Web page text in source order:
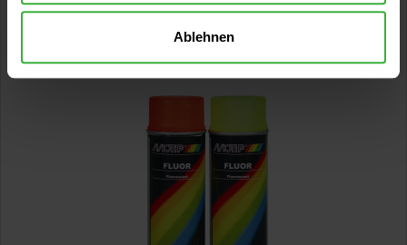
Ablehnen